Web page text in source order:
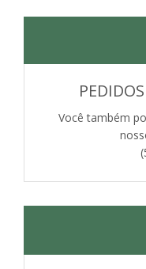
Você também